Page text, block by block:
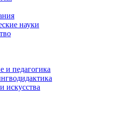
науки
и педагогика
искусства